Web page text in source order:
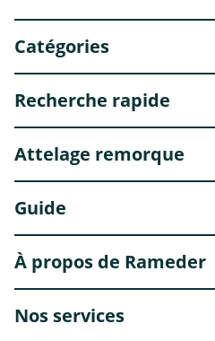
Catégories
Recherche rapide
Attelage remorque
Guide
À propos de Rameder
Nos services